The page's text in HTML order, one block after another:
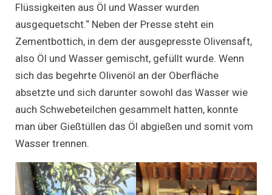
Flüssigkeiten aus Öl und Wasser wurden
ausgequetscht.“ Neben der Presse steht ein
Zementbottich, in dem der ausgepresste Olivensaft,
also Öl und Wasser gemischt, gefüllt wurde. Wenn
sich das begehrte Olivenöl an der Oberfläche
absetzte und sich darunter sowohl das Wasser wie
auch Schwebeteilchen gesammelt hatten, konnte
man über Gießtüllen das Öl abgießen und somit vom
Wasser trennen.